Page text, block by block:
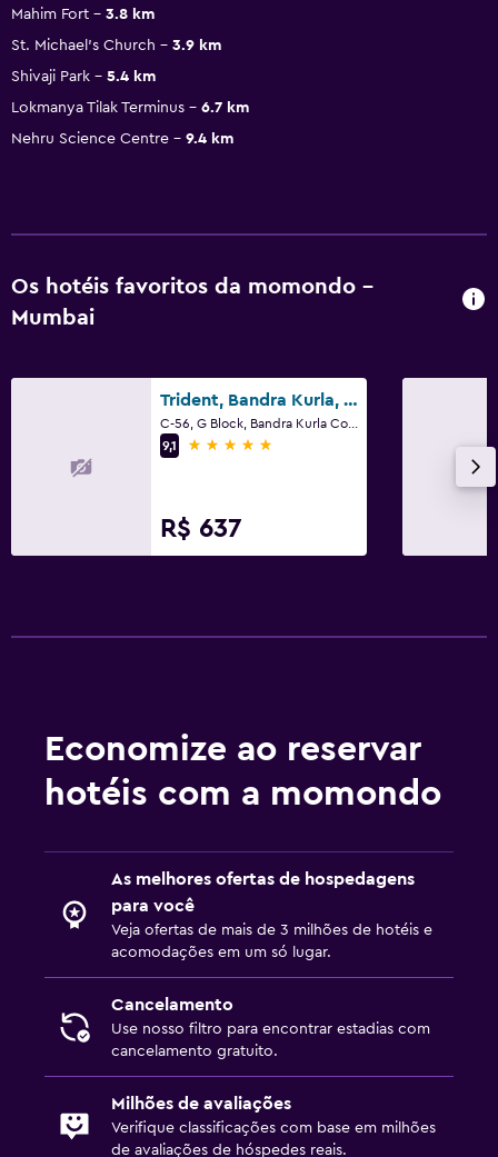
Mahim Fort
3.8 km
St. Michael's Church
3.9 km
Shivaji Park
5.4 km
Lokmanya Tilak Terminus
6.7 km
Nehru Science Centre
9.4 km
Os hotéis favoritos da momondo -
Mumbai
Trident, Bandra Kurla, Mumbai
9,1
5 estrelas
R$ 637
Economize ao reservar
hotéis com a momondo
As melhores ofertas de hospedagens
para você
Veja ofertas de mais de 3 milhões de hotéis e
acomodações em um só lugar.
Cancelamento
Use nosso filtro para encontrar estadias com
cancelamento gratuito.
Milhões de avaliações
Verifique classificações com base em milhões
de avaliações de hóspedes reais.